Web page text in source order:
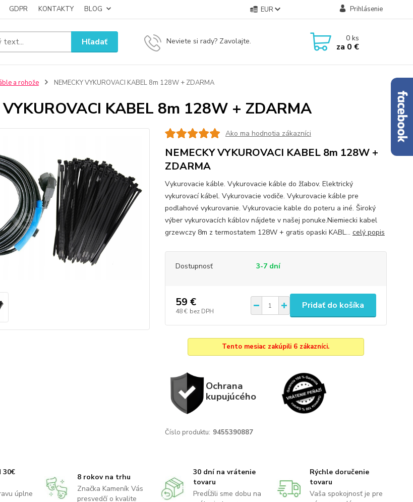
GDPR KONTAKTY BLOG EUR Prihlásenie
Hľadať Neviete si rady? Zavolajte. 0ks
za 0 €
a rohože NEMECKY VYKUROVACI KABEL 8m 128W + ZDARMA
VYKUROVACI KABEL 8m 128W + ZDARMA
Ako ma hodnotia zákazníci
NEMECKY VYKUROVACI KABEL 8m 128W +
ZDARMA
Vykurovacie káble. Vykurovacie káble do žľabov. Elektrický
vykurovací kábel. Vykurovacie vodiče. Vykurovacie káble pre
podlahové vykurovanie. Vykurovacie kable do poteru a iné. Široký
výber vykurovacích káblov nájdete v našej ponuke.Niemiecki kabel
grzewczy 8m z termostatem 128W + gratis opaski KABL... celý popis
Dostupnosť 3-7 dní
59 €
48 € bez DPH
Pridať do košíka
Tento mesiac zakúpili 6 zákazníci.
Ochrana
kupujúcého
Číslo produktu: 9455390887
30€
úplne
8 rokov na trhu
Značka Kameník Vás
presvedčí o kvalite
30 dní na vrátenie
tovaru
Predĺžili sme dobu na
Rýchle doručenie
tovaru
Vaša spokojnosť je pre